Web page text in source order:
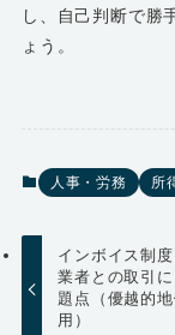
し、自己判断で勝
ょう。
人事・労務 所
インボイス制
業者との取引
題点（優越的
用）